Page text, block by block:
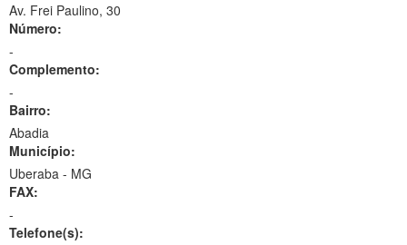
Av. Frei Paulino, 30
Número:
-
Complemento:
-
Bairro:
Abadia
Município:
Uberaba - MG
FAX:
-
Telefone(s):